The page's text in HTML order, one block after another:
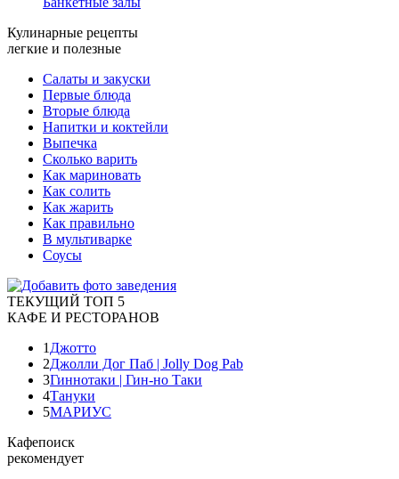
Кулинарные рецепты
легкие и полезные
Салаты и закуски
Первые блюда
Вторые блюда
Напитки и коктейли
Выпечка
Сколько варить
Как мариновать
Как солить
Как жарить
Как правильно
В мультиварке
Соусы
ТЕКУЩИЙ ТОП 5
КАФЕ И РЕСТОРАНОВ
1 Джотто
2Джолли Дог Паб | Jolly Dog Pab
3Гиннотаки | Гин-но Таки
4Тануки
5МАРИУС
Кафепоиск
рекомендует